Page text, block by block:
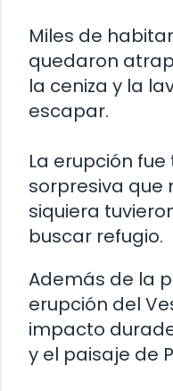
Miles de
quedaron
la ceniza y la
escapar.
La erupción
sorpresiva que
siquiera
buscar refugio.
Además de la
erupción del
impacto
y el paisaje de